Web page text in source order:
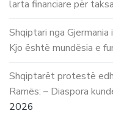
larta financiare për
Shqiptari nga Gjermania
Kjo është mundësia e
Shqiptarët protestë
Ramës: – Diaspora
2026